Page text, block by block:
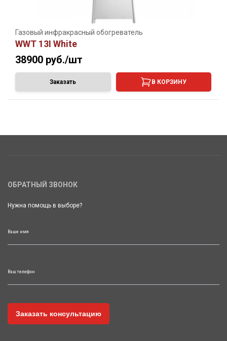
Газовый инфракрасный обогреватель
WWT 13I White
38900 руб./шт
Заказать В КОРЗИНУ
ОБРАТНЫЙ ЗВОНОК
Нужна помощь в выборе?
Ваше имя
Ваш телефон